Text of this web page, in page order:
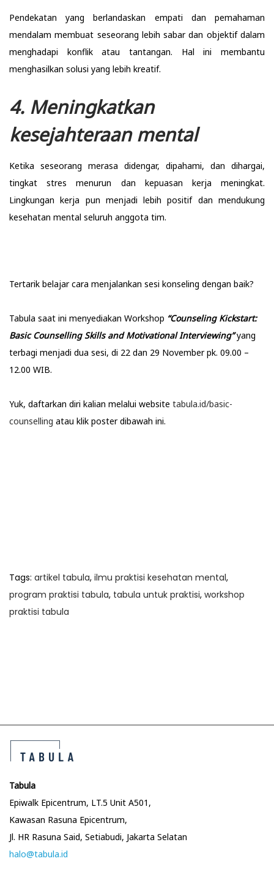
Pendekatan yang berlandaskan empati dan pemahaman
mendalam membuat seseorang lebih sabar dan objektif dalam
menghadapi konflik atau tantangan. Hal ini membantu
menghasilkan solusi yang lebih kreatif.
4. Meningkatkan
kesejahteraan mental
Ketika seseorang merasa didengar, dipahami, dan dihargai,
tingkat stres menurun dan kepuasan kerja meningkat.
Lingkungan kerja pun menjadi lebih positif dan mendukung
kesehatan mental seluruh anggota tim.
Tertarik belajar cara menjalankan sesi konseling dengan baik?
Tabula saat ini menyediakan Workshop “Counseling Kickstart:
Basic Counselling Skills and Motivational Interviewing”yang
terbagi menjadi dua sesi, di 22 dan 29 November pk. 09.00 –
12.00 WIB.
Yuk, daftarkan diri kalian melalui website tabula.id/basic-
counselling atau klik poster dibawah ini.
Tags: artikel tabula, ilmu praktisi kesehatan mental,
program praktisi tabula, tabula untuk praktisi, workshop
praktisi tabula
t
n
a
v
p
o
s
t
:
Tabula
Epiwalk Epicentrum, LT.5 Unit A501,
Kawasan Rasuna Epicentrum,
Jl. HR Rasuna Said, Setiabudi, Jakarta Selatan
halo@tabula.id